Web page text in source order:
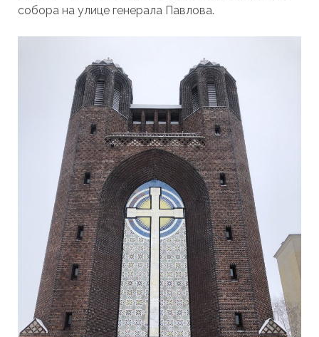
собора на улице генерала Павлова.